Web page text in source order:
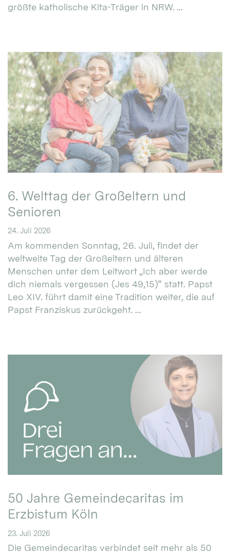
größte katholische Kita-Träger in NRW. ...
6. Welttag der Großeltern und
Senioren
24. Juli 2026
Am kommenden Sonntag, 26. Juli, findet der
weltweite Tag der Großeltern und älteren
Menschen unter dem Leitwort „Ich aber werde
dich niemals vergessen (Jes 49,15)“ statt. Papst
Leo XIV. führt damit eine Tradition weiter, die auf
Papst Franziskus zurückgeht. ...
50 Jahre Gemeindecaritas im
Erzbistum Köln
23. Juli 2026
Die Gemeindecaritas verbindet seit mehr als 50